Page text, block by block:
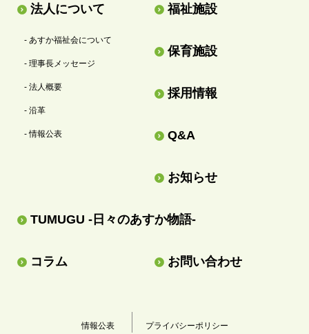
法人について
- あすか福祉会について
- 理事長メッセージ
- 法人概要
- 沿革
- 情報公表
福祉施設
保育施設
採用情報
Q&A
お知らせ
TUMUGU -日々のあすか物語-
コラム お問い合わせ
情報公表 プライバシーポリシー